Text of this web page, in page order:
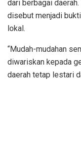
dari berbagai
disebut menjadi
lokal.
“Mudah-mudahan
diwariskan kepada
daerah tetap lestari